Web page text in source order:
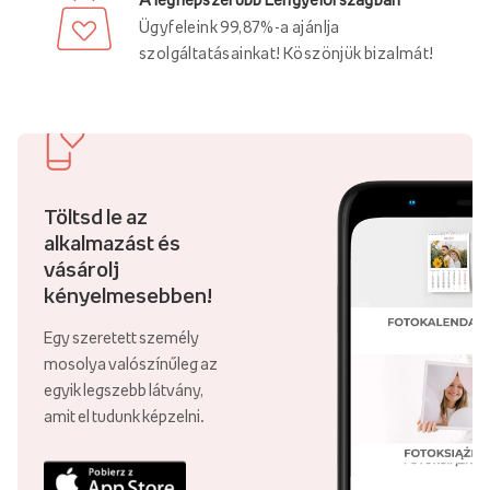
kreativitását. Személyre szabott képét a ... termékre
nyomtatjuk.kiváló minőségű pamutvászon
2 cm vagy 4 cm vastag, rendkívüli háromdimenziós hatást
A képre helyezheted
több képből álló kompozíció
harmonizálnak egymással, és együttesen egy adott üzenetet
közvetítenek.emlékek galériája
a híres festő reprodukcióinak
sorozataaabsztrakt kompozíció
ami gazdagítja a belső teret
és kiemeli annak egyedi jellegét.
Kép a fotóról - emlékek galériája otthonodban
Fényképeknemcsak a falak díszítésének módja, hanem
vonzó formája is
A szeretteink
fényképeinek nézegetése a mindennapi tevékenységek
elvégzése közben számos pozitív előnnyel jár, például
Ügyfeleink 99,87%-a ajánlja
szolgáltatásainkat! Köszönjük bizalmát!
Töltsd le az
alkalmazást és
vásárolj
kényelmesebben!
Egy szeretett személy
mosolya valószínűleg az
egyik legszebb látvány,
amit el tudunk képzelni.